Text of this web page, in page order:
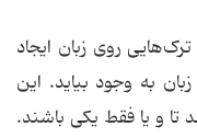
روی زبان ایجاد
به وجود بیاید. این
و یا فقط یکی باشند.